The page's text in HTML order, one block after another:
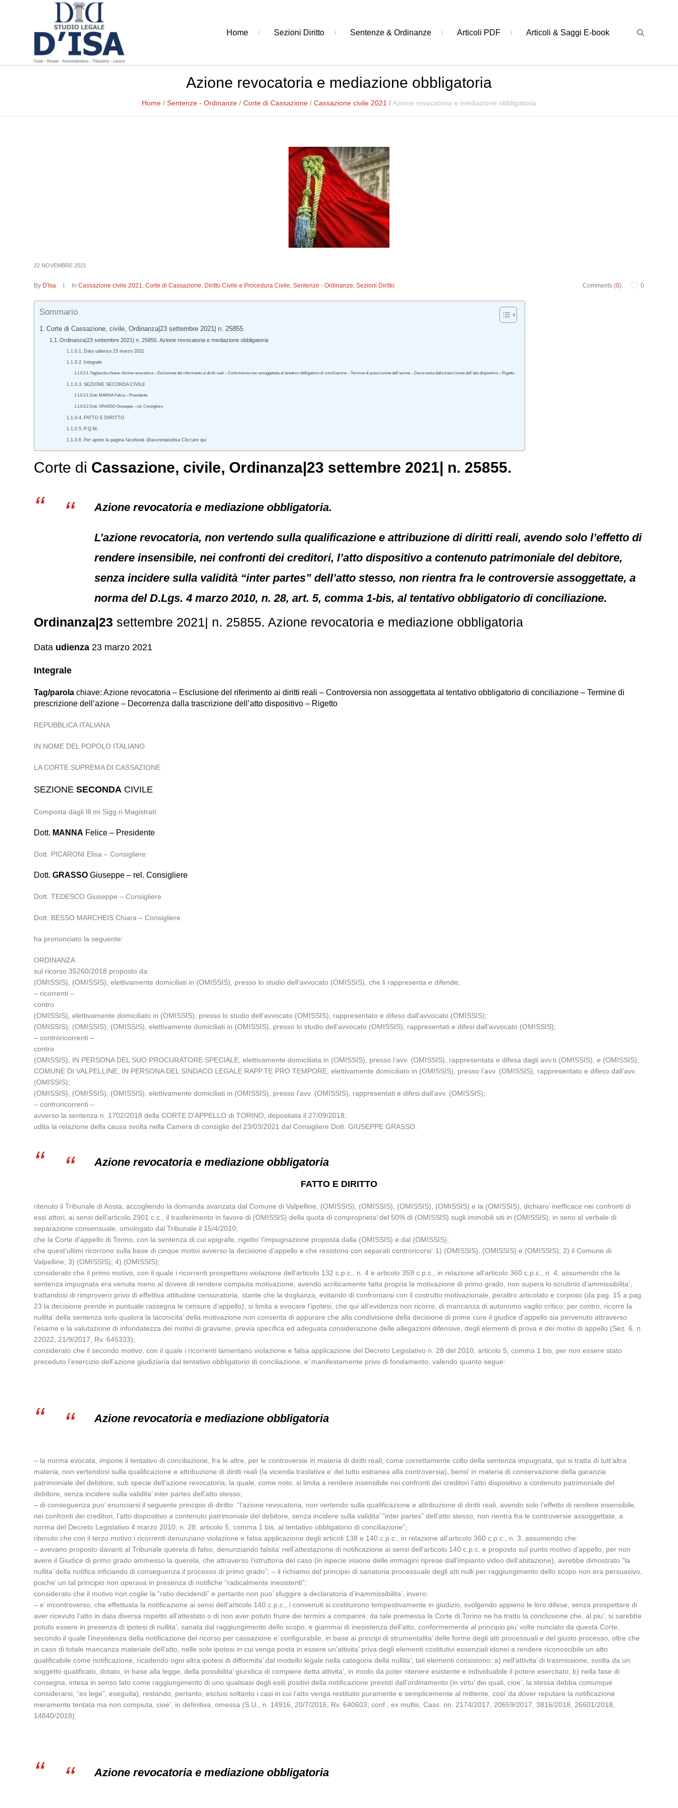
Home Sezioni Diritto Sentenze & Ordinanze Articoli PDF Articoli & Saggi E-book
Azione revocatoria e mediazione obbligatoria
Home / Sentenze - Ordinanze / Corte di Cassazione / Cassazione civile 2021 /Azione revocatoria e mediazione obbligatoria
22 NOVEMBRE 2021
Comments (0) 0
By D'Isa InCassazione civile 2021,Corte di Cassazione, Diritto Civile e Procedura Civile,Sentenze - Ordinanze,Sezioni Diritto
Sommario
Corte di Cassazione, civile, Ordinanza|23 settembre 2021| n. 25855.
Ordinanza|23 settembre 2021| n. 25855. Azione revocatoria e mediazione obbligatoria
Data udienza 23 marzo 2021
Integrale
Tag/parola chiave: Azione revocatoria – Esclusione del riferimento ai diritti reali – Controversia non assoggettata al tentativo obbligatorio di conciliazione – Termine di prescrizione dell’azione – Decorrenza dalla trascrizione dell’atto dispositivo – Rigetto
SEZIONE SECONDA CIVILE
Dott. MANNA Felice – Presidente
Dott. GRASSO Giuseppe – rel. Consigliere
FATTO E DIRITTO
P.Q.M.
Per aprire la pagina facebook @avvrenatodisa Cliccare qui
Corte di Cassazione, civile, Ordinanza|23 settembre 2021| n. 25855.
Azione revocatoria e mediazione obbligatoria.
L’azione revocatoria, non vertendo sulla qualificazione e attribuzione di diritti reali, avendo solo l’effetto di
rendere insensibile, nei confronti dei creditori, l’atto dispositivo a contenuto patrimoniale del debitore,
senza incidere sulla validità “inter partes” dell’atto stesso, non rientra fra le controversie assoggettate, a
norma del D.Lgs. 4 marzo 2010, n. 28, art. 5, comma 1-bis, al tentativo obbligatorio di conciliazione.
Ordinanza|23 settembre 2021| n. 25855. Azione revocatoria e mediazione obbligatoria
Data udienza 23 marzo 2021
Integrale
Tag/parola chiave: Azione revocatoria – Esclusione del riferimento ai diritti reali – Controversia non assoggettata al tentativo obbligatorio di conciliazione – Termine di
prescrizione dell’azione – Decorrenza dalla trascrizione dell’atto dispositivo – Rigetto
REPUBBLICA ITALIANA
IN NOME DEL POPOLO ITALIANO
LA CORTE SUPREMA DI CASSAZIONE
SEZIONESECONDA CIVILE
Composta dagli Ill.mi Sigg.ri Magistrati:
Dott. MANNA Felice – Presidente
Dott. PICARONI Elisa – Consigliere
Dott.GRASSO Giuseppe – rel. Consigliere
Dott. TEDESCO Giuseppe – Consigliere
Dott. BESSO MARCHEIS Chiara – Consigliere
ha pronunciato la seguente:
ORDINANZA
sul ricorso 35260/2018 proposto da:
(OMISSIS), (OMISSIS), elettivamente domiciliati in (OMISSIS), presso lo studio dell’avvocato (OMISSIS), che li rappresenta e difende;
– ricorrenti –
contro
(OMISSIS), elettivamente domiciliato in (OMISSIS), presso lo studio dell’avvocato (OMISSIS), rappresentato e difeso dall’avvocato (OMISSIS);
(OMISSIS), (OMISSIS), (OMISSIS), elettivamente domiciliati in (OMISSIS), presso lo studio dell’avvocato (OMISSIS), rappresentati e difesi dall’avvocato (OMISSIS);
– controricorrenti –
contro
(OMISSIS), IN PERSONA DEL SUO PROCURATORE SPECIALE, elettivamente domiciliata in (OMISSIS), presso l’avv. (OMISSIS), rappresentata e difesa dagli avv.ti (OMISSIS), e (OMISSIS);
COMUNE DI VALPELLINE, IN PERSONA DEL SINDACO LEGALE RAPP.TE PRO TEMPORE, elettivamente domiciliato in (OMISSIS), presso l’avv. (OMISSIS), rappresentato e difeso dall’avv.
(OMISSIS);
(OMISSIS), (OMISSIS), (OMISSIS), elettivamente domiciliati in (OMISSIS), presso l’avv. (OMISSIS), rappresentati e difesi dall’avv. (OMISSIS);
– controricorrenti –
avverso la sentenza n. 1702/2018 della CORTE D’APPELLO di TORINO, depositata il 27/09/2018;
udita la relazione della causa svolta nella Camera di consiglio del 23/03/2021 dal Consigliere Dott. GIUSEPPE GRASSO.
Azione revocatoria e mediazione obbligatoria
FATTO E DIRITTO
ritenuto il Tribunale di Aosta, accogliendo la domanda avanzata dal Comune di Valpelline, (OMISSIS), (OMISSIS), (OMISSIS), (OMISSIS) e la (OMISSIS), dichiaro’ inefficace nei confronti di
essi attori, ai sensi dell’articolo 2901 c.c., il trasferimento in favore di (OMISSIS) della quota di comproprieta’ del 50% di (OMISSIS) sugli immobili siti in (OMISSIS), in seno al verbale di
separazione consensuale, omologato dal Tribunale il 15/4/2010;
che la Corte d’appello di Torino, con la sentenza di cui epigrafe, rigetto’ l’impugnazione proposta dalla (OMISSIS) e dal (OMISSIS);
che quest’ultimi ricorrono sulla base di cinque motivi avverso la decisione d’appello e che resistono con separati controricorsi: 1) (OMISSIS), (OMISSIS) e (OMISSIS); 2) il Comune di
Valpelline; 3) (OMISSIS); 4) (OMISSIS);
considerato che il primo motivo, con il quale i ricorrenti prospettano violazione dell’articolo 132 c.p.c., n. 4 e articolo 359 c.p.c., in relazione all’articolo 360 c.p.c., n. 4, assumendo che la
sentenza impugnata era venuta meno al dovere di rendere compiuta motivazione, avendo acriticamente fatta propria la motivazione di primo grado, non supera lo scrutinio d’ammissibilita’,
trattandosi di rimprovero privo di effettiva attitudine censuratoria, stante che la doglianza, evitando di confrontarsi con il costrutto motivazionale, peraltro articolato e corposo (da pag. 15 a pag.
23 la decisione prende in puntuale rassegna le censure d’appello), si limita a evocare l’ipotesi, che qui all’evidenza non ricorre, di mancanza di autonomo vaglio critico; per contro, ricorre la
nullita’ della sentenza solo qualora la laconicita’ della motivazione non consenta di appurare che alla condivisione della decisione di prime cure il giudice d’appello sia pervenuto attraverso
l’esame e la valutazione di infondatezza dei motivi di gravame, previa specifica ed adeguata considerazione delle allegazioni difensive, degli elementi di prova e dei motivi di appello (Sez. 6, n.
22022, 21/9/2017, Rv. 645333);
considerato che il secondo motivo, con il quale i ricorrenti lamentano violazione e falsa applicazione del Decreto Legislativo n. 28 del 2010, articolo 5, comma 1 bis, per non essere stato
preceduto l’esercizio dell’azione giudiziaria dal tentativo obbligatorio di conciliazione, e’ manifestamente privo di fondamento, valendo quanto segue:
Azione revocatoria e mediazione obbligatoria
– la norma evocata, impone il tentativo di conciliazione, fra le altre, per le controversie in materia di diritti reali; come correttamente colto della sentenza impugnata, qui si tratta di tutt’altra
materia, non vertendosi sulla qualificazione e attribuzione di diritti reali (la vicenda traslativa e’ del tutto estranea alla controversia), bensi’ in materia di conservazione della garanzia
patrimoniale del debitore, sub specie dell’azione revocatoria, la quale, come noto, si limita a rendere insensibile nei confronti dei creditori l’atto dispositivo a contenuto patrimoniale del
debitore, senza incidere sulla validita’ inter partes dell’atto stesso;
– di conseguenza puo’ enunciarsi il seguente principio di diritto: “l’azione revocatoria, non vertendo sulla qualificazione e attribuzione di diritti reali, avendo solo l’effetto di rendere insensibile,
nei confronti dei creditori, l’atto dispositivo a contenuto patrimoniale del debitore, senza incidere sulla validita’ “inter partes” dell’atto stesso, non rientra fra le controversie assoggettate, a
norma del Decreto Legislativo 4 marzo 2010, n. 28, articolo 5, comma 1 bis, al tentativo obbligatorio di conciliazione”;
ritenuto che con il terzo motivo i ricorrenti denunziano violazione e falsa applicazione degli articoli 138 e 140 c.p.c., in relazione all’articolo 360 c.p.c., n. 3, assumendo che:
– avevano proposto davanti al Tribunale querela di falso, denunziando falsita’ nell’attestazione di notificazione ai sensi dell’articolo 140 c.p.c. e proposto sul punto motivo d’appello, per non
avere il Giudice di primo grado ammesso la querela, che attraverso l’istruttoria del caso (in ispecie visione delle immagini riprese dall’impianto video dell’abitazione), avrebbe dimostrato “la
nullita’ della notifica inficiando di conseguenza il processo di primo grado”; – il richiamo del principio di sanatoria processuale degli atti nulli per raggiungimento dello scopo non era persuasivo,
poiche’ un tal principio non operava in presenza di notifiche “radicalmente inesistenti”;
considerato che il motivo non coglie la “ratio decidendi” e pertanto non puo’ sfuggire a declaratoria d’inammissibilita’, invero:
– e’ incontroverso, che effettuata la notificazione ai sensi dell’articolo 140 c.p.c., i convenuti si costituirono tempestivamente in giudizio, svolgendo appieno le loro difese, senza prospettare di
aver ricevuto l’atto in data diversa rispetto all’attestato o di non aver potuto fruire dei termini a comparire; da tale premessa la Corte di Torino ne ha tratto la conclusione che, al piu’, si sarebbe
potuto essere in presenza di ipotesi di nullita’, sanata dal raggiungimento dello scopo, e giammai di inesistenza dell’atto, conformemente al principio piu’ volte nunciato da questa Corte,
secondo il quale l’inesistenza della notificazione del ricorso per cassazione e’ configurabile, in base ai principi di strumentalita’ delle forme degli atti processuali e del giusto processo, oltre che
in caso di totale mancanza materiale dell’atto, nelle sole ipotesi in cui venga posta in essere un’attivita’ priva degli elementi costitutivi essenziali idonei a rendere riconoscibile un atto
qualificabile come notificazione, ricadendo ogni altra ipotesi di difformita’ dal modello legale nella categoria della nullita’; tali elementi consistono: a) nell’attivita’ di trasmissione, svolta da un
soggetto qualificato, dotato, in base alla legge, della possibilita’ giuridica di compiere detta attivita’, in modo da poter ritenere esistente e individuabile il potere esercitato; b) nella fase di
consegna, intesa in senso lato come raggiungimento di uno qualsiasi degli esiti positivi della notificazione previsti dall’ordinamento (in virtu’ dei quali, cioe’, la stessa debba comunque
considerarsi, “ex lege”, eseguita), restando, pertanto, esclusi soltanto i casi in cui l’atto venga restituito puramente e semplicemente al mittente, cosi’ da dover reputare la notificazione
meramente tentata ma non compiuta, cioe’, in definitiva, omessa (S.U., n. 14916, 20/7/2016, Rv. 640603; conf., ex multis, Cass. nn. 2174/2017, 20659/2017, 3816/2018, 26601/2018,
14840/2018);
Azione revocatoria e mediazione obbligatoria